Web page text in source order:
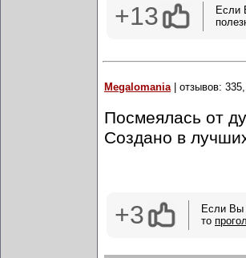
+13
Если
Megalomania| отзывов:
Посмеялась от
Создано в
+3
Если Вы
то